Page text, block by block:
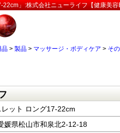
」:株式会社ニューライフ【健康美容
品 > 製品 > マッサージ・ボディケア > そ
ット ロング17-22cm
県松山市和泉北2-12-18